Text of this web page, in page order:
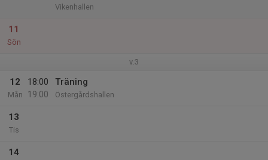
Vikenhallen
11
Sön
v.3
12
Mån
18:00
19:00
Träning
Östergårdshallen
13
Tis
14